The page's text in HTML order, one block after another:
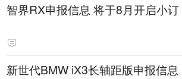
智界RX申报信息 将于8月开启小订
新世代BMW iX3长轴距版申报信息